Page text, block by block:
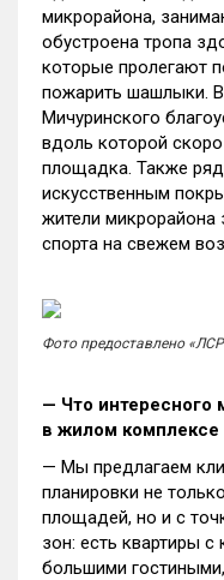
микрорайона,
обустроена тропа
которые пролегают
пожарить шашлыки.
Мичуринского
вдоль которой
площадка. Также
искусственным
жители
спорта на свежем
Фото предоставлено
— Что интересного
в жилом комплексе
— Мы предлагаем
планировки не
площадей, но и с
зон: есть квартиры
большими